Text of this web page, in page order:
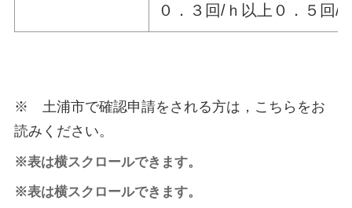
０．３回/ｈ以上０．５回/
※ 土浦市で確認申請をされる方は，こちらをお
読みください。
※表は横スクロールできます。
※表は横スクロールできます。